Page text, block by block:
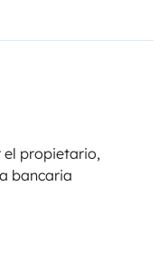
propietario,
bancaria